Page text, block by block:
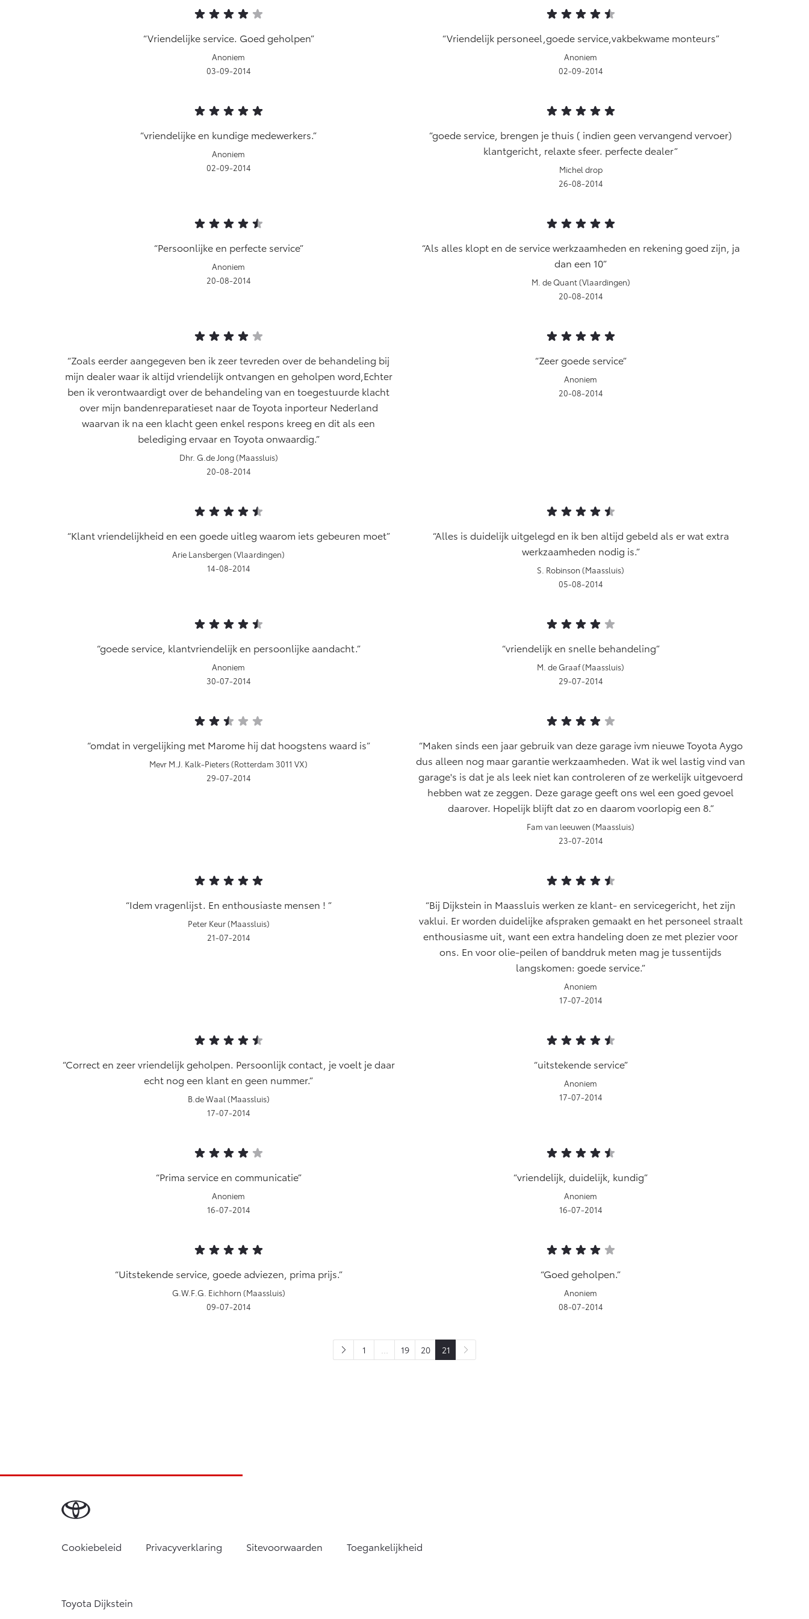
Vriendelijke service. Goed geholpen
Anoniem
03-09-2014
Vriendelijk personeel,goede service,vakbekwame monteurs
Anoniem
02-09-2014
vriendelijke en kundige medewerkers.
Anoniem
02-09-2014
goede service, brengen je thuis ( indien geen vervangend vervoer)
klantgericht, relaxte sfeer. perfecte dealer
Michel drop
26-08-2014
Persoonlijke en perfecte service
Anoniem
20-08-2014
Als alles klopt en de service werkzaamheden en rekening goed zijn, ja
dan een 10
M. de Quant (Vlaardingen)
20-08-2014
Zoals eerder aangegeven ben ik zeer tevreden over de behandeling bij
mijn dealer waar ik altijd vriendelijk ontvangen en geholpen word,Echter
ben ik verontwaardigt over de behandeling van en toegestuurde klacht
over mijn bandenreparatieset naar de Toyota inporteur Nederland
waarvan ik na een klacht geen enkel respons kreeg en dit als een
belediging ervaar en Toyota onwaardig.
Dhr. G.de Jong (Maassluis)
20-08-2014
Zeer goede service
Anoniem
20-08-2014
Klant vriendelijkheid en een goede uitleg waarom iets gebeuren moet
Arie Lansbergen (Vlaardingen)
14-08-2014
Alles is duidelijk uitgelegd en ik ben altijd gebeld als er wat extra
werkzaamheden nodig is.
S. Robinson (Maassluis)
05-08-2014
goede service, klantvriendelijk en persoonlijke aandacht.
Anoniem
30-07-2014
vriendelijk en snelle behandeling
M. de Graaf (Maassluis)
29-07-2014
omdat in vergelijking met Marome hij dat hoogstens waard is
Mevr M.J. Kalk-Pieters (Rotterdam 3011 VX)
29-07-2014
Maken sinds een jaar gebruik van deze garage ivm nieuwe Toyota Aygo
dus alleen nog maar garantie werkzaamheden. Wat ik wel lastig vind van
garage's is dat je als leek niet kan controleren of ze werkelijk uitgevoerd
hebben wat ze zeggen. Deze garage geeft ons wel een goed gevoel
daarover. Hopelijk blijft dat zo en daarom voorlopig een 8.
Fam van leeuwen (Maassluis)
23-07-2014
Idem vragenlijst. En enthousiaste mensen !
Peter Keur (Maassluis)
21-07-2014
Bij Dijkstein in Maassluis werken ze klant- en servicegericht, het zijn
vaklui. Er worden duidelijke afspraken gemaakt en het personeel straalt
enthousiasme uit, want een extra handeling doen ze met plezier voor
ons. En voor olie-peilen of banddruk meten mag je tussentijds
langskomen: goede service.
Anoniem
17-07-2014
Correct en zeer vriendelijk geholpen. Persoonlijk contact, je voelt je daar
echt nog een klant en geen nummer.
B.de Waal (Maassluis)
17-07-2014
uitstekende service
Anoniem
17-07-2014
Prima service en communicatie
Anoniem
16-07-2014
vriendelijk, duidelijk, kundig
Anoniem
16-07-2014
Uitstekende service, goede adviezen, prima prijs.
G.W.F.G. Eichhorn (Maassluis)
09-07-2014
Goed geholpen.
Anoniem
08-07-2014
1 ... 19 20 21
Cookiebeleid Privacyverklaring Sitevoorwaarden Toegankelijkheid
Toyota Dijkstein